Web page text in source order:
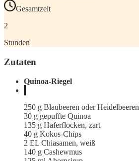
Gesamtzeit
2
Stunden
Zutaten
Quinoa-Riegel
250 g Blaubeeren oder Heidelbeeren
30 g gepuffte Quinoa
135 g Haferflocken, zart
40 g Kokos-Chips
2 EL Chiasamen, weiß
140 g Cashewmus